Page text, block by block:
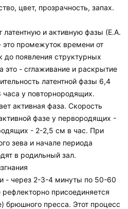
цвет, прозрачность, запах.
латентную и активную фазы (Е.А.
это промежуток времени от
до появления структурных
это - сглаживание и раскрытие
латентной фазы 6,4
у повторнородящих.
активная фаза. Скорость
фазе у первородящих -
- 2-2,5 см в час. При
зева и начале периода
в родильный зал.
- через 2-3-4 минуты по 50-60
присоединяется
брюшного пресса. Этот процесс